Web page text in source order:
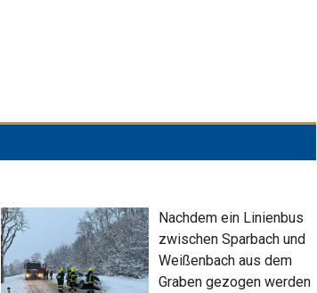
Nachdem ein Linienbus
zwischen Sparbach und
Weißenbach aus dem
Graben gezogen werden